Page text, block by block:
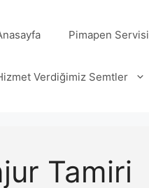
Pimapen Servisi
Verdiğimiz Semtler
Tamiri